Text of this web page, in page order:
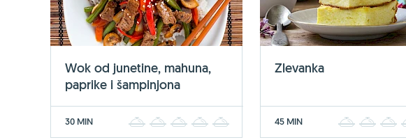
Wok od junetine, mahuna,
paprike i šampinjona
30 MIN 2 3 4
Zlevanka
45 MIN 2 3